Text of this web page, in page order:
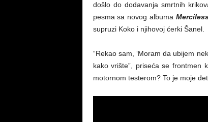
došlo do dodavanja smrtnih
pesma sa novog albuma
supruzi Koko i njihovoj ćerki Šanel.
“Rekao sam, ‘Moram da ubijem
kako vrište”, priseća se frontmen
motornom testerom? To je moje